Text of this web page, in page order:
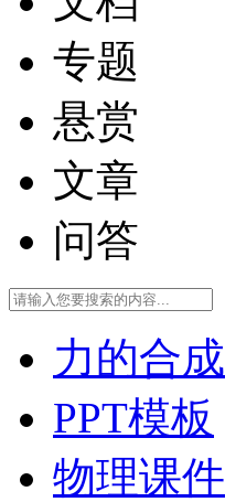
专题
悬赏
文章
问答
力的合成
PPT模板
物理课件